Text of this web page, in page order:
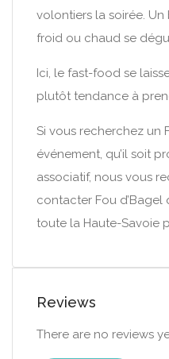
volontiers la soirée.
froid ou chaud se
Ici, le fast-food se
plutôt tendance à
Si vous recherchez un
événement, qu’il soit
associatif, nous vous
contacter Fou
toute la Haute-Savoie
Reviews
There are no reviews